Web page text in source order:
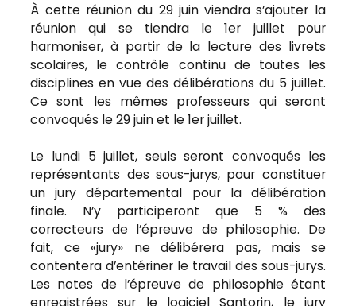
À cette réunion du 29 juin viendra s’ajouter la
réunion qui se tiendra le 1er juillet pour
harmoniser, à partir de la lecture des livrets
scolaires, le contrôle continu de toutes les
disciplines en vue des délibérations du 5 juillet.
Ce sont les mêmes professeurs qui seront
convoqués le 29 juin et le 1er juillet.
Le lundi 5 juillet, seuls seront convoqués les
représentants des sous-jurys, pour constituer
un jury départemental pour la délibération
finale. N’y participeront que 5 % des
correcteurs de l’épreuve de philosophie. De
fait, ce «jury» ne délibérera pas, mais se
contentera d’entériner le travail des sous-jurys.
Les notes de l’épreuve de philosophie étant